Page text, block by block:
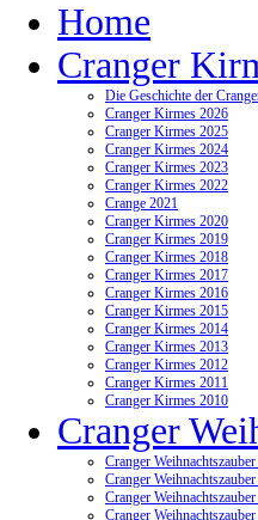
Home
Cranger
Die Geschichte der
Cranger Kirmes 2026
Cranger Kirmes 2025
Cranger Kirmes 2024
Cranger Kirmes 2023
Cranger Kirmes 2022
Crange 2021
Cranger Kirmes 2020
Cranger Kirmes 2019
Cranger Kirmes 2018
Cranger Kirmes 2017
Cranger Kirmes 2016
Cranger Kirmes 2015
Cranger Kirmes 2014
Cranger Kirmes 2013
Cranger Kirmes 2012
Cranger Kirmes 2011
Cranger Kirmes 2010
Cranger
Cranger
Cranger
Cranger
Cranger